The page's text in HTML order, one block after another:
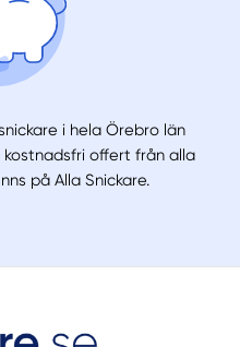
i hela Örebro län
offert från alla
på Alla Snickare.